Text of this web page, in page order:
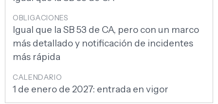
Igual que la SB 53 de CA, pero con un marco
más detallado y notificación de incidentes
más rápida
1 de enero de 2027: entrada en vigor